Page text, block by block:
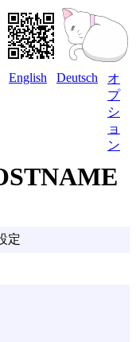
English Deutsch
オ
プ
シ
ョ
ン
定